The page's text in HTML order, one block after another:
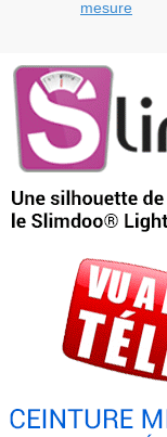
mesure